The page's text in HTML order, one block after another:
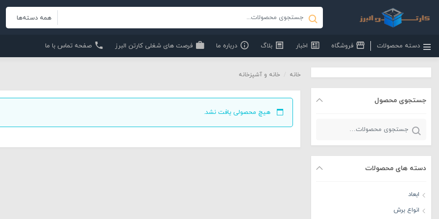
دسته محصولات فروشگاه اخبار بلاگ درباره ما فرصت های شغلی کارتن البرز صفحه تماس با ما
جستجوی محصول
جستجو
دسته های محصولات
ابعاد
انواع برش
خانه خانه و آشپزخانه
هیچ محصولی یافت نشد.